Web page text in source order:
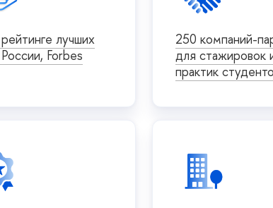
лучших
Forbes
250 компаний-
для стажировок
практик